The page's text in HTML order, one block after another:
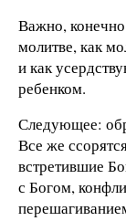
Важно,
молитве, как
и как
ребенком.
Следующее:
Все же
встретившие
с Богом,